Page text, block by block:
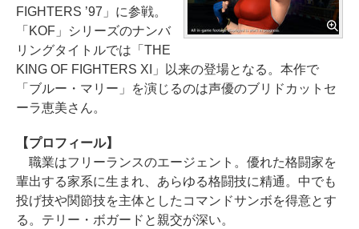
FIGHTERS ’97」に参戦。
「KOF」シリーズのナンバ
リングタイトルでは「THE
KING OF FIGHTERS XI」以来の登場となる。本作で
「ブルー・マリー」を演じるのは声優のブリドカットセ
ーラ恵美さん。
【プロフィール】
職業はフリーランスのエージェント。優れた格闘家を
輩出する家系に生まれ、あらゆる格闘技に精通。中でも
投げ技や関節技を主体としたコマンドサンボを得意とす
る。テリー・ボガードと親交が深い。